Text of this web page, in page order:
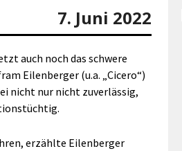
7. Juni 2022
auch noch das schwere
Eilenberger (u.a. „Cicero“)
nicht nur nicht zuverlässig,
erzählte Eilenberger